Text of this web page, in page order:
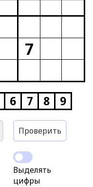
7
6 7 8 9
Проверить
Выделять
цифры